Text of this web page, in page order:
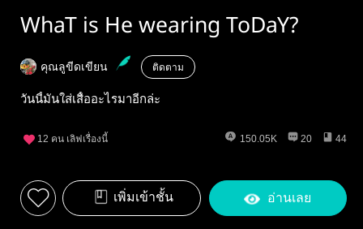
WhaT is He wearing ToDaY?
คุณลูขีดเขียน ติดตาม
วันนี้มันใส่เสื้ออะไรมาอีกล่ะ
12 คน เลิฟเรื่องนี้ 150.05K 20 44
เพิ่มเข้าชั้น อ่านเลย